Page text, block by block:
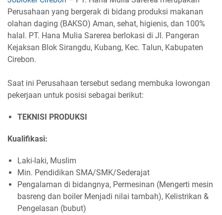
Perusahaan yang bergerak di bidang produksi makanan
olahan daging (BAKSO) Aman, sehat, higienis, dan 100%
halal. PT. Hana Mulia Sarerea berlokasi di Jl. Pangeran
Kejaksan Blok Sirangdu, Kubang, Kec. Talun, Kabupaten
Cirebon.
Saat ini Perusahaan tersebut sedang membuka lowongan
pekerjaan untuk posisi sebagai berikut:
TEKNISI PRODUKSI
Kualifikasi:
Laki-laki, Muslim
Min. Pendidikan SMA/SMK/Sederajat
Pengalaman di bidangnya, Permesinan (Mengerti mesin
basreng dan boiler Menjadi nilai tambah), Kelistrikan &
Pengelasan (bubut)